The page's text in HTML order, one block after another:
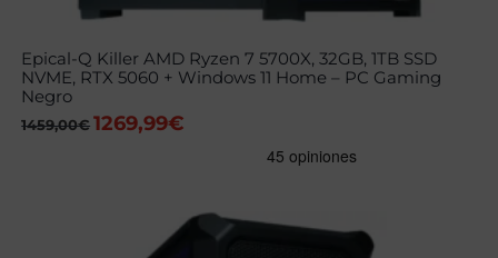
Epical-Q Killer AMD Ryzen 7 5700X, 32GB, 1TB SSD
NVME, RTX 5060 + Windows 11 Home – PC Gaming
Negro
1459,00€ El
1269,99€